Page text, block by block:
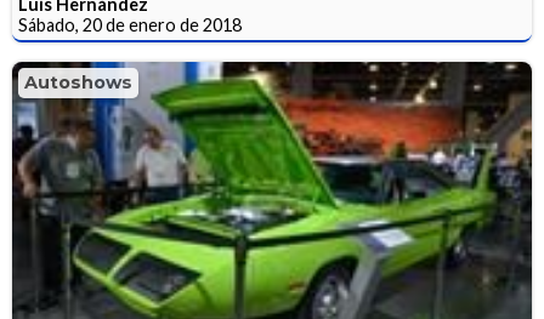
Luis Hernández
Sábado, 20 de enero de 2018
Autoshows